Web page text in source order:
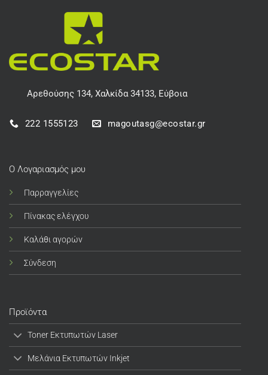
Αρεθούσης 134, Χαλκίδα 34133, Εύβοια
222 1555123 magoutasg@ecostar.gr
Ο Λογαριασμός μου
Παρραγγελίες
Πίνακας ελέγχου
Καλάθι αγορών
Σύνδεση
Προϊόντα
Toner Εκτυπωτών Laser
Μελάνια Εκτυπωτών Inkjet